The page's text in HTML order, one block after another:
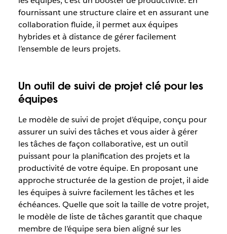
fournissant une structure claire et en assurant une
collaboration fluide, il permet aux équipes
hybrides et à distance de gérer facilement
l’ensemble de leurs projets.
Un outil de suivi de projet clé pour les
équipes
Le modèle de suivi de projet d’équipe, conçu pour
assurer un suivi des tâches et vous aider à gérer
les tâches de façon collaborative, est un outil
puissant pour la planification des projets et la
productivité de votre équipe. En proposant une
approche structurée de la gestion de projet, il aide
les équipes à suivre facilement les tâches et les
échéances. Quelle que soit la taille de votre projet,
le modèle de liste de tâches garantit que chaque
membre de l’équipe sera bien aligné sur les